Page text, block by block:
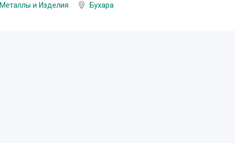
Металлы и Изделия Бухара